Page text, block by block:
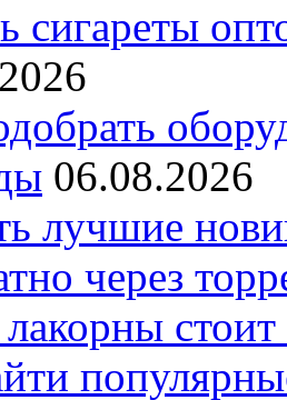
сигареты
06.08.2026
лучшие
через
стоит